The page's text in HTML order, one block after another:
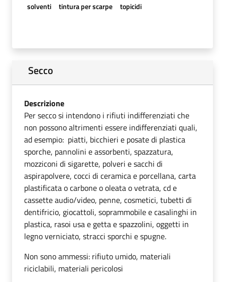
solventi
tintura per scarpe topicidi
Secco
Descrizione
Per secco si intendono i rifiuti indifferenziati che
non possono altrimenti essere indifferenziati quali,
ad esempio: piatti, bicchieri e posate di plastica
sporche, pannolini e assorbenti, spazzatura,
mozziconi di sigarette, polveri e sacchi di
aspirapolvere, cocci di ceramica e porcellana, carta
plastificata o carbone o oleata o vetrata, cd e
cassette audio/video, penne, cosmetici, tubetti di
dentifricio, giocattoli, soprammobile e casalinghi in
plastica, rasoi usa e getta e spazzolini, oggetti in
legno verniciato, stracci sporchi e spugne.
Non sono ammessi: rifiuto umido, materiali
riciclabili, materiali pericolosi